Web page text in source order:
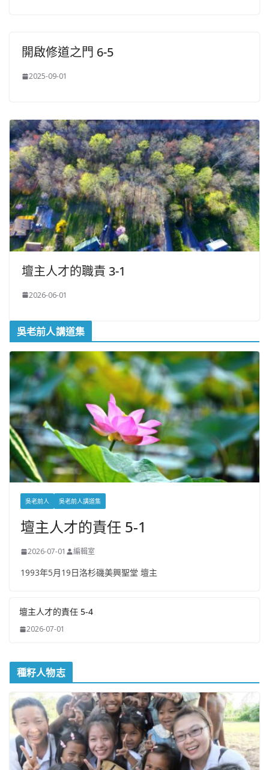
開啟修道之門 6-5
2025-09-01
壇主人才的職責 3-1
2026-06-01
吳老前人講道集
吳老前人 吳老前人講道集
壇主人才的責任 5-1
2026-07-01 編輯室
1993年5月19日洛杉磯美興聖堂 壇主
壇主人才的責任 5-4
2026-07-01
種籽人物志